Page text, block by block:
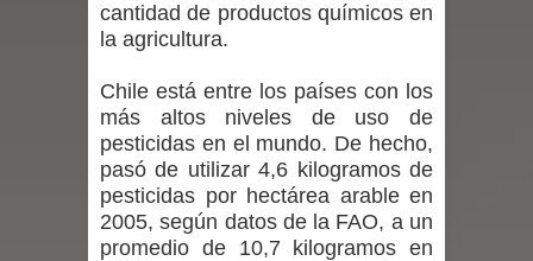
INDAP entregó $189 millones en
incentivos a usuarios de PRODESAL
de la provincia de Linares
Municipalidad de Curicó apuesta a la
innovación en tecnología educativa
cantidad de productos químicos en
la agricultura.
Chile está entre los países con los
más altos niveles de uso de
pesticidas en el mundo. De hecho,
pasó de utilizar 4,6 kilogramos de
pesticidas por hectárea arable en
2005, según datos de la FAO, a un
promedio de 10,7 kilogramos en